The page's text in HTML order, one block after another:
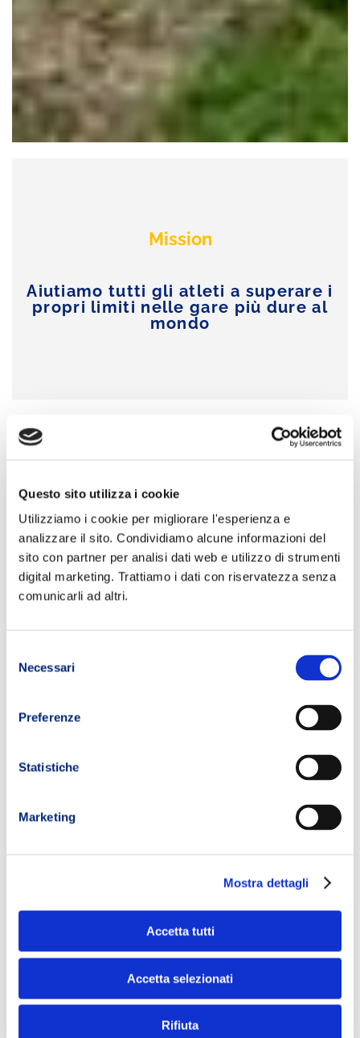
Questo sito utilizza i cookie
Utilizziamo i cookie per migliorare l'esperienza e
analizzare il sito. Condividiamo alcune informazioni del
sito con partner per analisi dati web e utilizzo di strumenti
digital marketing. Trattiamo i dati con riservatezza senza
comunicarli ad altri.
delNecessari
Preferenze
Statistiche
Marketing
Mostra dettagli
Accetta tutti
Accetta selezionati
Rifiuta
Mission
Aiutiamo tutti gli atleti a superare i
propri limiti nelle gare più dure al
mondo